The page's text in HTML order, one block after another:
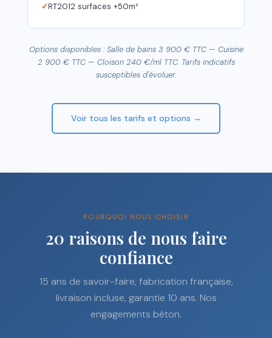
RT2012 surfaces +50m²
Options disponibles : Salle de bains 3 900 € TTC — Cuisine
2 900 € TTC — Cloison 240 €/ml TTC. Tarifs indicatifs
susceptibles d'évoluer.
Voir tous les tarifs et options →
POURQUOI NOUS CHOISIR
20 raisons de nous faire
confiance
15 ans de savoir-faire, fabrication française,
livraison incluse, garantie 10 ans. Nos
engagements béton.